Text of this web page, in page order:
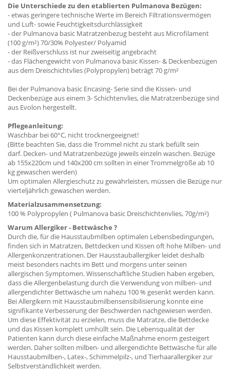
Die Unterschiede zu den etablierten Pulmanova Bezügen:
- etwas geringere technische Werte im Bereich Filtrationsvermögen
und Luft- sowie Feuchtigkeitsdurchlässigkeit
- der Pulmanova basic Matratzenbezug besteht aus Microfilament
(100 g/m²) 70/30% Polyester/ Polyamid
- der Reißverschluss ist nur zweiseitig angebracht
- das Flächengewicht von Pulmanova basic Kissen- & Deckenbezügen
aus dem Dreischichtvlies (Polypropylen) beträgt 70 g/m²
Bei der Pulmanova basic Encasing- Serie sind die Kissen- und
Deckenbezüge aus einem 3- Schichtenvlies, die Matratzenbezüge sind
aus Evolon hergestellt.
Pflegeanleitung:
Waschbar bei 60°C, nicht trocknergeeignet!
(Bitte beachten Sie, dass die Trommel nicht zu stark befüllt sein
darf. Decken- und Matratzenbezüge jeweils einzeln waschen. Bezüge
ab 155x220cm und 140x200 cm sollten in einer Trommelgröße ab 10
kg gewaschen werden)
Um optimalen Allergieschutz zu gewährleisten, müssen die Bezüge nur
vierteljährlich gewaschen werden.
Materialzusammensetzung:
100 % Polypropylen ( Pulmanova basic Dreischichtenvlies, 70g/m²)
Warum Allergiker - Bettwäsche ?
Durch die, für die Hausstaubmilben optimalen Lebensbedingungen,
finden sich in Matratzen, Bettdecken und Kissen oft hohe Milben- und
Allergenkonzentrationen. Der Hausstauballergiker leidet deshalb
meist besonders nachts im Bett und morgens unter seinen
allergischen Symptomen. Wissenschaftliche Studien haben ergeben,
dass die Allergenbelastung durch die Verwendung von milben- und
allergendichter Bettwäsche um nahezu 100 % gesenkt werden kann.
Bei Allergikern mit Hausstaubmilbensensibilisierung konnte eine
signifikante Verbesserung der Beschwerden nachgewiesen werden.
Um diese Effektivität zu erzielen, muss die Matratze, die Bettdecke
und das Kissen komplett umhüllt sein. Die Lebensqualität der
Patienten kann durch diese einfache Maßnahme enorm gesteigert
werden. Daher sollten milben- und allergendichte Bettwäsche für alle
Hausstaubmilben-, Latex-, Schimmelpilz-, und Tierhaarallergiker zur
Selbstverständlichkeit werden.